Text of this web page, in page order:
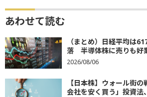
あわせて読む
（まとめ）日経平均は
落 半導体株に売りも好
2026/08/06
【日本株】ウォール街
会社を安く買う」投資法